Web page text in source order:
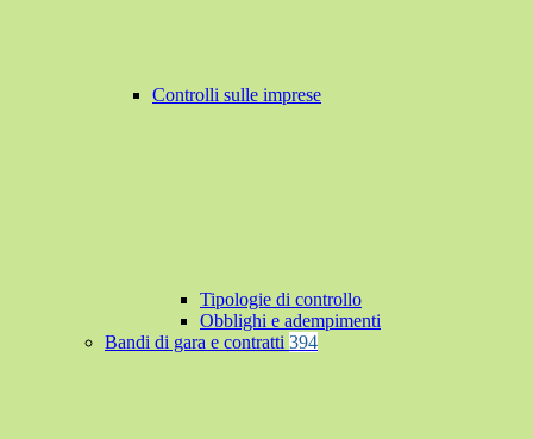
Controlli sulle imprese
Tipologie di controllo
Obblighi e adempimenti
Bandi di gara e contratti 394